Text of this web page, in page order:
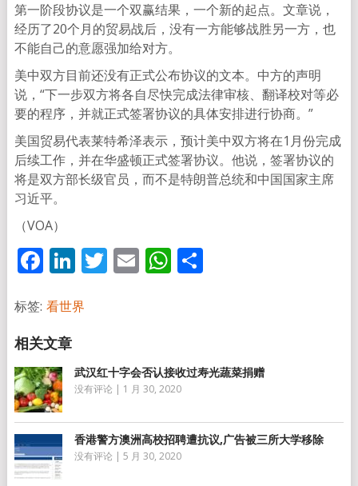
第一阶段协议是一个双赢结果，一个新的起点。文章说，
经历了20个月的贸易战后，没有一方能够战胜另一方，也
不能自己的意愿强加给对方。
美中双方目前还没有正式公布协议的文本。中方的声明
说，“下一步双方将各自尽快完成法律审核、翻译校对等必
要的程序，并就正式签署协议的具体安排进行协商。”
美国贸易代表莱特希泽表示，预计美中双方将在1月份完成
后续工作，并在华盛顿正式签署协议。他说，签署协议的
将是双方部长级官员，而不是特朗普总统和中国国家主席
习近平。
（VOA）
Facebook
LinkedIn
Twitter
EmailWhatsApp
分
标签: 看世界
武汉红十字会否认接收过寿光蔬菜捐赠
没有评论 | 1 月 30, 2020
香港警方澳洲高校招聘遭抗议,广告被三所大学移除
没有评论 | 5 月 30, 2020